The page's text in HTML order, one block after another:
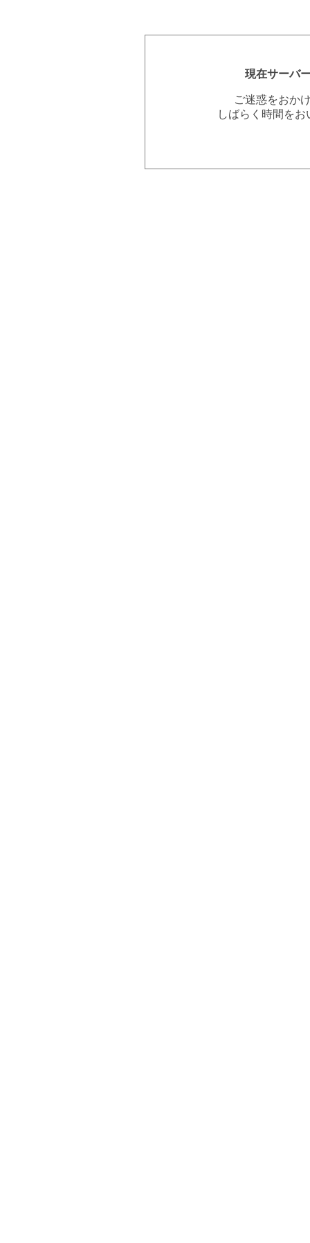
現在サーバ
ご迷惑をおか
しばらく時間を